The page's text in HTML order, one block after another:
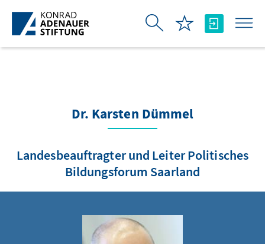
Skip to Main Content
Dr. Karsten Dümmel
Landesbeauftragter und Leiter Politisches
Bildungsforum Saarland